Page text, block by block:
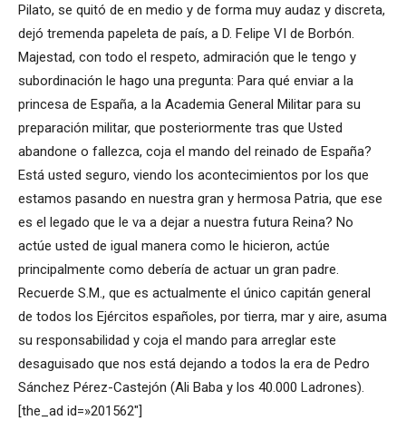
Pilato, se quitó de en medio y de forma muy audaz y discreta,
dejó tremenda papeleta de país, a D. Felipe VI de Borbón.
Majestad, con todo el respeto, admiración que le tengo y
subordinación le hago una pregunta: Para qué enviar a la
princesa de España, a la Academia General Militar para su
preparación militar, que posteriormente tras que Usted
abandone o fallezca, coja el mando del reinado de España?
Está usted seguro, viendo los acontecimientos por los que
estamos pasando en nuestra gran y hermosa Patria, que ese
es el legado que le va a dejar a nuestra futura Reina? No
actúe usted de igual manera como le hicieron, actúe
principalmente como debería de actuar un gran padre.
Recuerde S.M., que es actualmente el único capitán general
de todos los Ejércitos españoles, por tierra, mar y aire, asuma
su responsabilidad y coja el mando para arreglar este
desaguisado que nos está dejando a todos la era de Pedro
Sánchez Pérez-Castejón (Ali Baba y los 40.000 Ladrones).
[the_ad id=»201562″]